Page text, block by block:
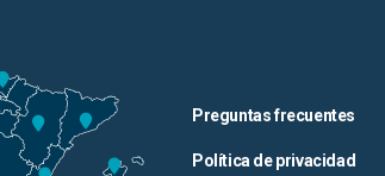
Preguntas frecuentes
Política de privacidad